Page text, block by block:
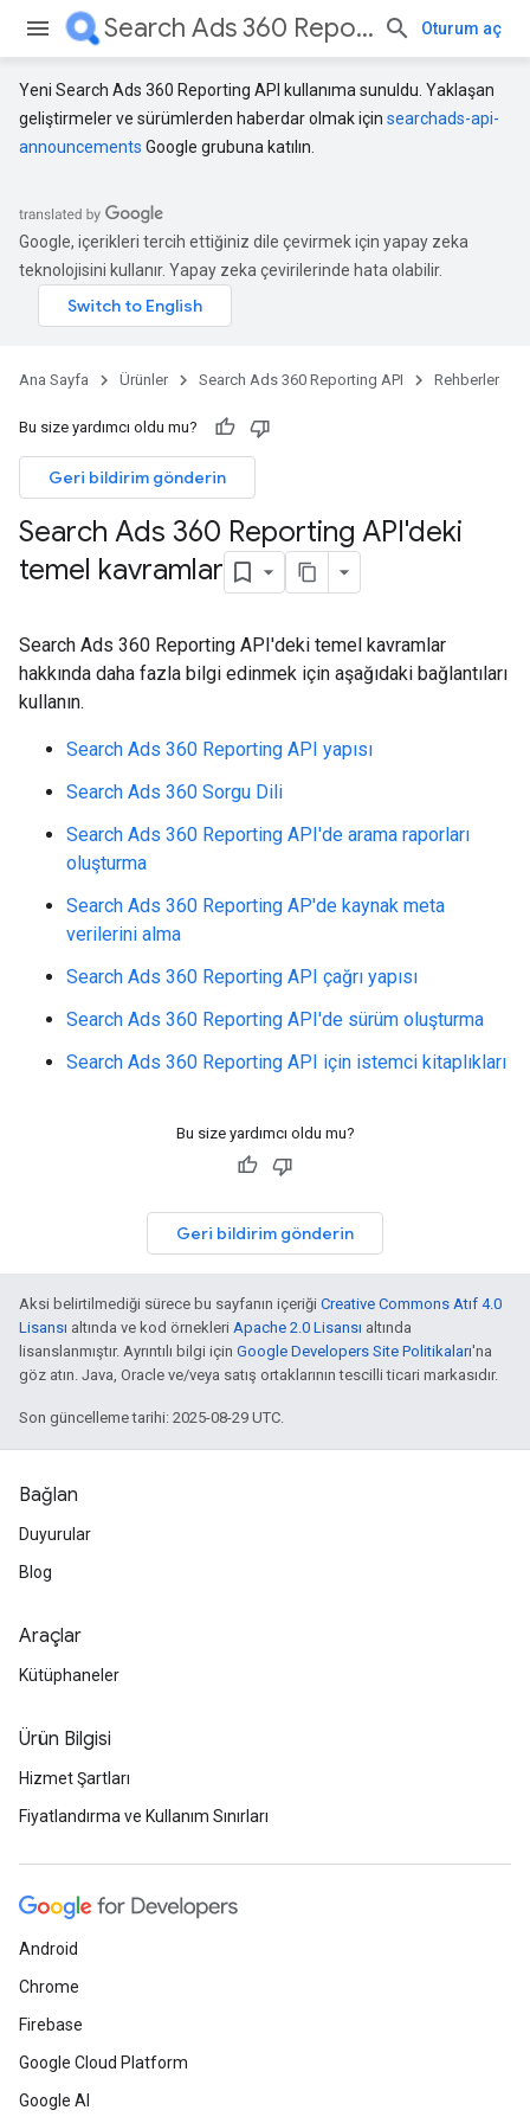
Search Ads 360 Reporting API Oturum aç
Yeni Search Ads 360 Reporting API kullanıma sunuldu. Yaklaşan
geliştirmeler ve sürümlerden haberdar olmak için searchads-api-
announcements Google grubuna katılın.
Google, içerikleri tercih ettiğiniz dile çevirmek için yapay zeka
teknolojisini kullanır. Yapay zeka çevirilerinde hata olabilir.
Ana Sayfa Ürünler Search Ads 360 Reporting API Rehberler
Bu size yardımcı oldu mu?
Geri bildirim gönderin
Search Ads 360 Reporting API'deki
temel kavramlar
Search Ads 360 Reporting API'deki temel kavramlar
hakkında daha fazla bilgi edinmek için aşağıdaki bağlantıları
kullanın.
Search Ads 360 Reporting API yapısı
Search Ads 360 Sorgu Dili
Search Ads 360 Reporting API'de arama raporları
oluşturma
Search Ads 360 Reporting AP'de kaynak meta
verilerini alma
Search Ads 360 Reporting API çağrı yapısı
Search Ads 360 Reporting API'de sürüm oluşturma
Search Ads 360 Reporting API için istemci kitaplıkları
Bu size yardımcı oldu mu?
Geri bildirim gönderin
Aksi belirtilmediği sürece bu sayfanın içeriği Creative Commons Atıf 4.0
Lisansı altında ve kod örnekleri Apache 2.0 Lisansı altında
lisanslanmıştır. Ayrıntılı bilgi için Google Developers Site Politikaları'na
göz atın. Java, Oracle ve/veya satış ortaklarının tescilli ticari markasıdır.
Son güncelleme tarihi: 2025-08-29 UTC.
Bağlan
Duyurular
Blog
Araçlar
Kütüphaneler
Ürün Bilgisi
Hizmet Şartları
Fiyatlandırma ve Kullanım Sınırları
Android
Chrome
Firebase
Google Cloud Platform
Google AI